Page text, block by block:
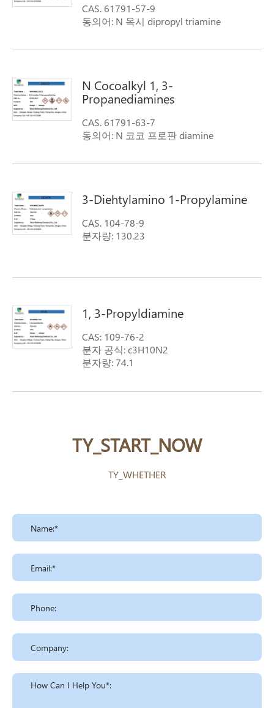
CAS. 61791-57-9
동의어: N 옥시 dipropyl triamine
N Cocoalkyl 1, 3-
Propanediamines
CAS. 61791-63-7
동의어: N 코코 프로판 diamine
3-Diehtylamino 1-Propylamine
CAS. 104-78-9
분자량: 130.23
1, 3-Propyldiamine
CAS: 109-76-2
분자 공식: c3H10N2
분자량: 74.1
TY_START_NOW
TY_WHETHER